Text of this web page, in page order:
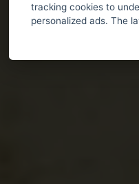
tracking cookies to
personalized ads. The